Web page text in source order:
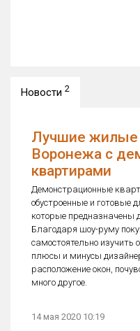
Новости 2
Лучшие жилые
Воронежа с
квартирами
Демонстрационные
обустроенные и готовые
которые предназначены
Благодаря шоу-руму
самостоятельно изучить
плюсы и минусы
расположение окон,
много другое.
14 мая 2020 10:19